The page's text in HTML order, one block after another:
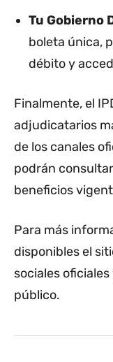
Tu Gobierno
boleta única,
débito y
Finalmente, el
adjudicatarios
de los canales
podrán
beneficios
Para más
disponibles el
sociales
público.